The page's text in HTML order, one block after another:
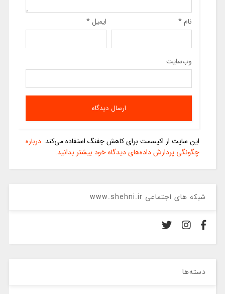
نام* ایمیل*
وب‌سایت
این سایت از اکیسمت برای کاهش جفنگ استفاده می‌کند. درباره
چگونگی پردازش داده‌های دیدگاه خود بیشتر بدانید.
شبکه های اجتماعی www.shehni.ir
دسته‌ها